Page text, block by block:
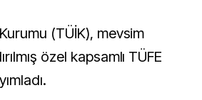
(TÜİK), mevsim
özel kapsamlı TÜFE